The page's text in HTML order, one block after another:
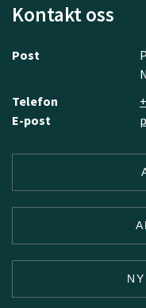
Kontakt oss
Post
Telefon
E-post